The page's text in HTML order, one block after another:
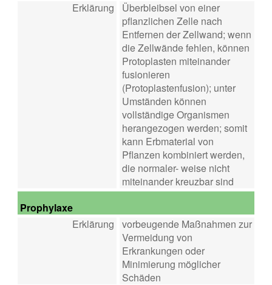
Erklärung
Überbleibsel von einer
pflanzlichen Zelle nach
Entfernen der Zellwand; wenn
die Zellwände fehlen, können
Protoplasten miteinander
fusionieren
(Protoplastenfusion); unter
Umständen können
vollständige Organismen
herangezogen werden; somit
kann Erbmaterial von
Pflanzen kombiniert werden,
die normaler- weise nicht
miteinander kreuzbar sind
Prophylaxe
Erklärung
vorbeugende Maßnahmen zur
Vermeidung von
Erkrankungen oder
Minimierung möglicher
Schäden